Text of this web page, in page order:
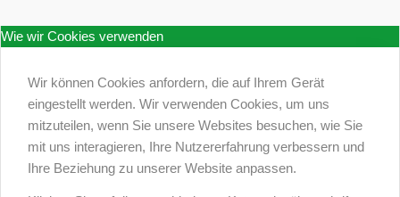
Wie wir Cookies verwenden
Wir können Cookies anfordern, die auf Ihrem Gerät
eingestellt werden. Wir verwenden Cookies, um uns
mitzuteilen, wenn Sie unsere Websites besuchen, wie Sie
mit uns interagieren, Ihre Nutzererfahrung verbessern und
Ihre Beziehung zu unserer Website anpassen.